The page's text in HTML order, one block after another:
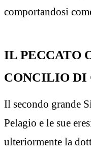
comportandosi
IL PECCATO
CONCILIO DI
Il secondo grande
Pelagio e le sue
ulteriormente la